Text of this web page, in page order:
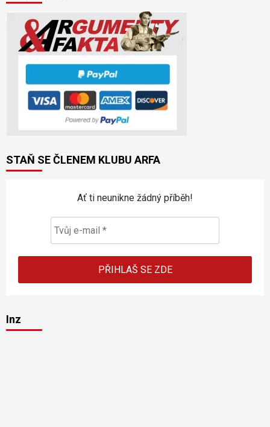
STAŇ SE ČLENEM KLUBU ARFA
Ať ti neunikne žádný příběh!
Inz